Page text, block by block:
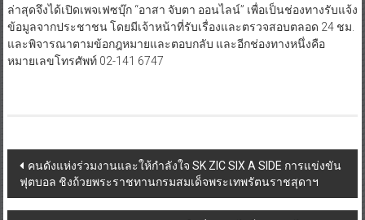
ล่าสุดจึงได้เปิดเพจเฟซบุ๊ก “อาสา จับตา ออนไลน์” เพื่อเป็นช่องทางรับแจ้ง
ข้อมูลจากประชาชน โดยมีเจ้าหน้าที่รับเรื่องและตรวจสอบตลอด 24 ชม.
และพิจารณาตามข้อกฎหมายและตอบกลับ และอีกช่องทางหนึ่งคือ
หมายเลขโทรศัพท์ 02-141 6747
Post
navigation
คนดังแห่งร่วมงานและให้กำลังใจ SK ZIC SIX A SIDE การแข่งขัน
ฟุตบอล ชิงถ้วยพระราชทานกรมสมเด็จพระเทพรัตนราชสุดาฯ